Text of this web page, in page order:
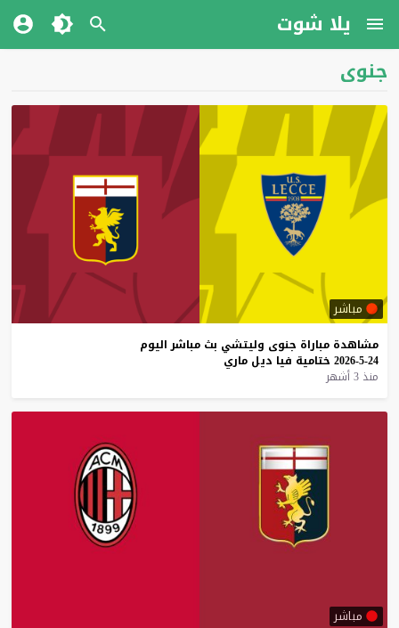
يلا شوت
جنوى
مباشر
مشاهدة مباراة جنوى وليتشي بث مباشر اليوم
24-5-2026
ختامية فيا ديل ماري
منذ 3 أشهر
مباشر